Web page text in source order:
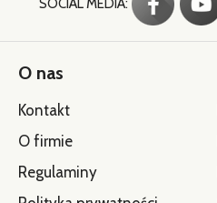
SOCIAL MEDIA:
O nas
Kontakt
O firmie
Regulaminy